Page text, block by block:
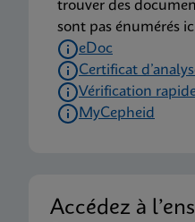
trouver des
sont pas énumérés
eDoc
Certificat
Vérification
MyCepheid
Accédez à